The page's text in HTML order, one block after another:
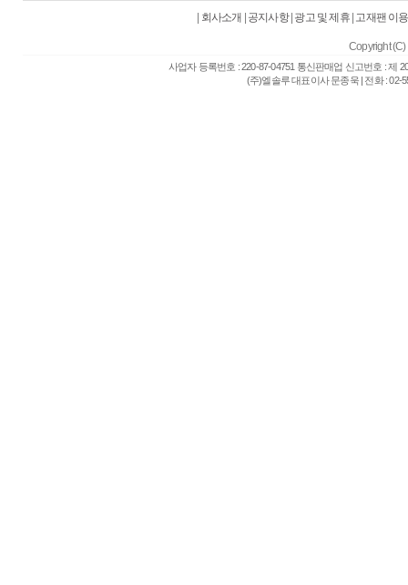
회사소개 공지사항| 광고 및 제휴| 고재팬 이
Copyright (C)
사업자 등록번호 : 220-87-04751 통신판매업 신고번호 : 제
(주)엘솔루 대표이사 문종욱 | 전화 : 02-